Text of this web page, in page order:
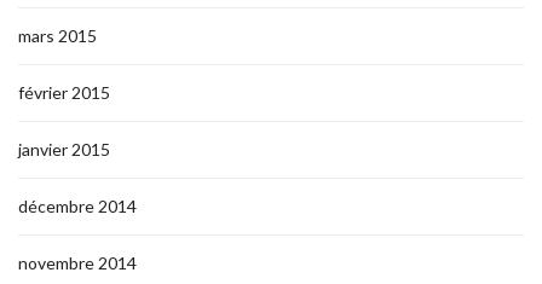
mars 2015
février 2015
janvier 2015
décembre 2014
novembre 2014